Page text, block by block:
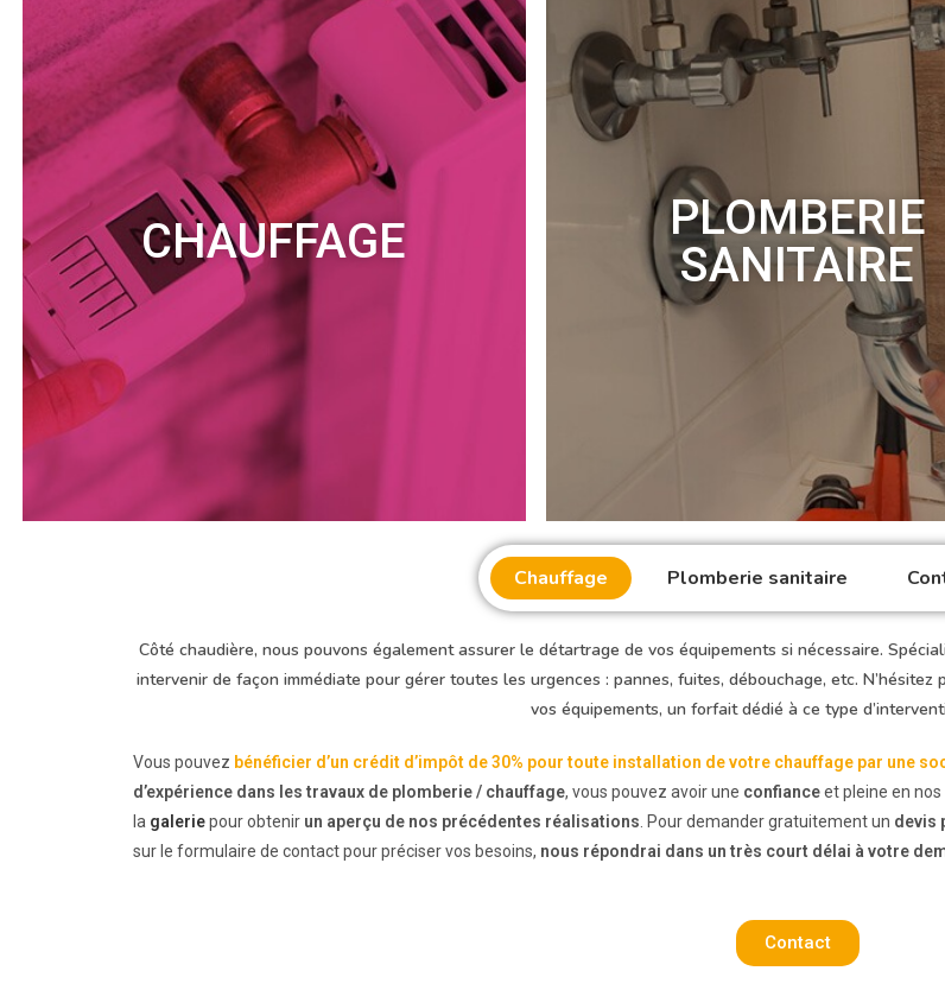
CHAUFFAGE
PLOMBERIE
SANITAIRE
Chauffage Plomberie sanitaire
Côté chaudière, nous pouvons également assurer le détartrage de vos équipements si nécessaire.
intervenir de façon immédiate pour gérer toutes les urgences : pannes, fuites, débouchage, etc.
vos équipements, un forfait dédié à ce type
Vous pouvez bénéficier d’un crédit d’impôt de 30% pour toute installation de votre chauffage par une
d’expérience dans les travaux de plomberie / chauffage, vous pouvez avoir une confianceet pleine en nos
la galeriepour obtenir un aperçu de nos précédentes réalisations . Pour demander gratuitement un devis
sur le formulaire de contact pour préciser vos besoins, nous répondrai dans un très court délai à votre
Contact